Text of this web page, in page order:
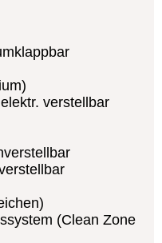
verstellbar
(Clean Zone